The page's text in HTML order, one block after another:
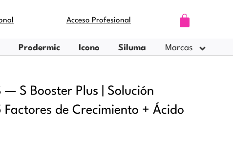
Acceso Profesional Carrito
Prodermic Icono Siluma Marcas
— S Booster Plus | Solución
Factores de Crecimiento + Ácido